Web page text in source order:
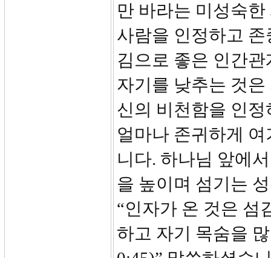
만 바라는 미성숙
사람을 인정하고
김으로 좋은 인간
자기를 낮추는 것
신의 비천함을 인
얼마나 존귀하게
니다. 하나님 앞에
을 높이며 섬기는
“인자가 온 것은 섬
하고 자기 목숨을